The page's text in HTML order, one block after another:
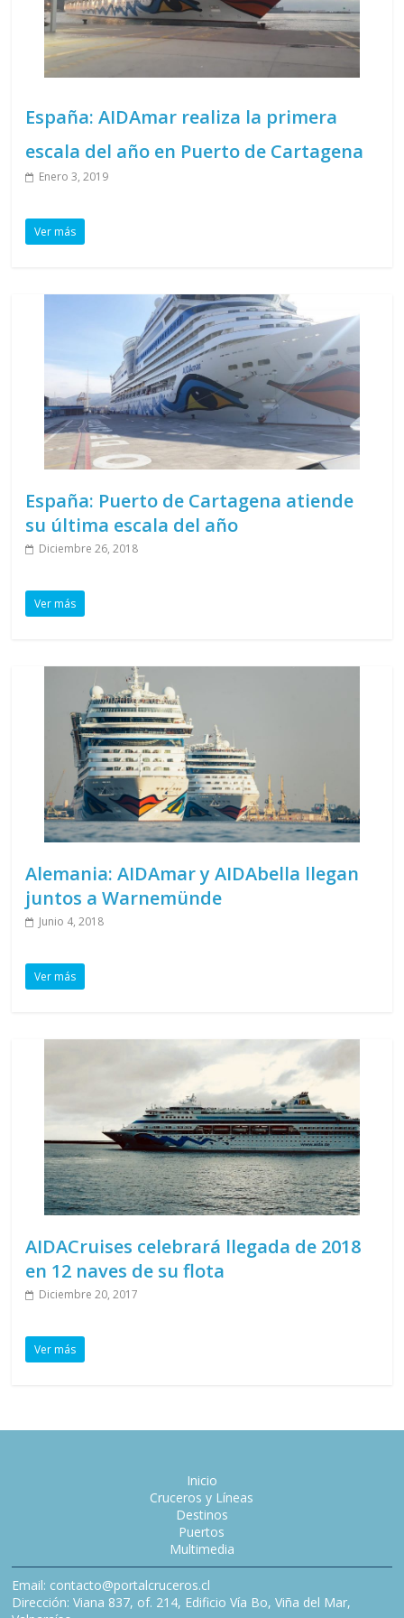
España: AIDAmar realiza la primera
escala del año en Puerto de Cartagena
Enero 3, 2019
Ver más
España: Puerto de Cartagena atiende
su última escala del año
Diciembre 26, 2018
Ver más
Alemania: AIDAmar y AIDAbella llegan
juntos a Warnemünde
Junio 4, 2018
Ver más
AIDACruises celebrará llegada de 2018
en 12 naves de su flota
Diciembre 20, 2017
Ver más
Inicio
Cruceros y Líneas
Destinos
Puertos
Multimedia
Email: contacto@portalcruceros.cl
Dirección: Viana 837, of. 214, Edificio Vía Bo, Viña del Mar,